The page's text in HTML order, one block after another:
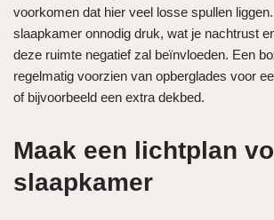
voorkomen dat hier veel losse spullen
slaapkamer onnodig druk, wat je nachtrust
deze ruimte negatief zal beïnvloeden. Een
regelmatig voorzien van opberglades voor
of bijvoorbeeld een extra dekbed.
Maak een lichtplan
slaapkamer